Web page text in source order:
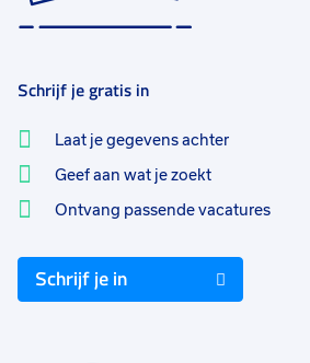
Schrijf je gratis in
Laat je gegevens achter
Geef aan wat je zoekt
Ontvang passende vacatures
Schrijf je in